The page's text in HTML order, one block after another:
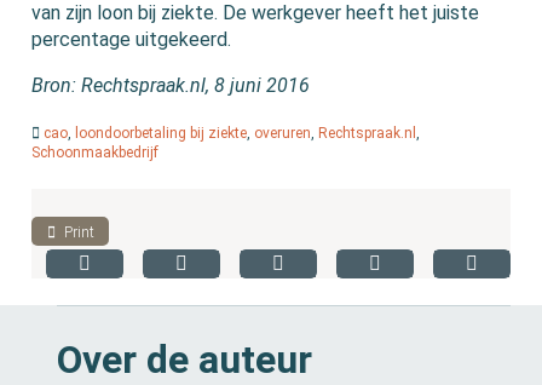
van zijn loon bij ziekte. De werkgever heeft het juiste
percentage uitgekeerd.
Bron: Rechtspraak.nl, 8 juni 2016
cao, loondoorbetaling bij ziekte, overuren, Rechtspraak.nl,
Schoonmaakbedrijf
Print
Over de auteur